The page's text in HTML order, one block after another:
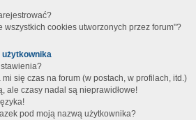
wszystkich cookies utworzonych przez forum"?
użytkownika
mi się czas na forum (w postach, w profilach, itd.)
ale czasy nadal są nieprawidłowe!
pod moją nazwą użytkownika?